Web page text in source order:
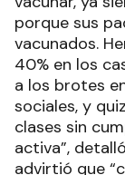
porque sus
vacunados.
40% en los
a los brotes
sociales, y
clases sin
activa”,
advirtió que